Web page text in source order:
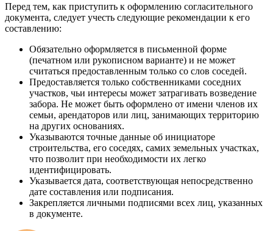
Перед тем, как приступить к оформлению согласительного
документа, следует учесть следующие рекомендации к его
составлению:
Обязательно оформляется в письменной форме
(печатном или рукописном варианте) и не может
считаться предоставленным только со слов соседей.
Предоставляется только собственниками соседних
участков, чьи интересы может затрагивать возведение
забора. Не может быть оформлено от имени членов их
семьи, арендаторов или лиц, занимающих территорию
на других основаниях.
Указываются точные данные об инициаторе
строительства, его соседях, самих земельных участках,
что позволит при необходимости их легко
идентифицировать.
Указывается дата, соответствующая непосредственно
дате составления или подписания.
Закрепляется личными подписями всех лиц, указанных
в документе.